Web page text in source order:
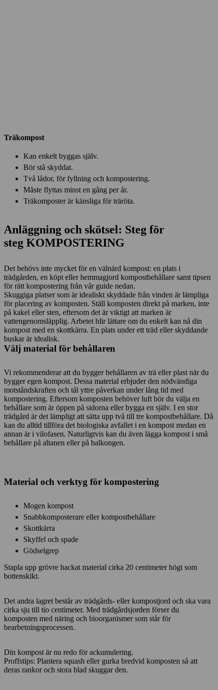
Träkompost
Kan enkelt byggas själv.
Bör stå skyddat.
Två lådor, för fyllning och kompostering.
Måste flyttas minst en gång per år.
Träkomposter är känsliga för träröta.
Anläggning och skötsel: Steg för
steg KOMPOSTERING
Det behövs inte mycket för en välnärd kompost: en plats i
trädgården, en köpt eller hemmagjord kompostbehållare samt tipsen
för rätt kompostering från vår guide nedan.
Skuggiga platser som är idealiskt skyddade från vinden är lämpliga
för placering av komposten. Ställ komposten direkt på marken, inte
på kakel eller sten, eftersom det är viktigt att marken är
vattengenomsläpplig. Arbetet blir lättare om du enkelt kan nå din
kompost med en skottkärra. En plats under ett träd eller skyddande
buskar är idealisk.
Välj material för behållaren
Vi rekommenderar att du bygger behållaren av trä eller plast när du
bygger egen kompost. Dessa material erbjuder den nödvändiga
motståndskraften och tål yttre påverkan under lång tid med
kompostering. Eftersom komposten behöver luft bör du välja en
behållare som är öppen på sidorna eller bygga en själv. I en stor
trädgård är det lämpligt att sätta upp två till tre kompostbehållare. Då
kan du alltid tillföra det biologiska avfallet i en kompost medan en
annan är i vilofasen. Naturligtvis kan du även lägga kompost i små
behållare på altanen eller på balkongen.
Material och verktyg för kompostering
Mogen kompost
Snabbkomposterare eller kompostbehållare
Skottkärra
Skyffel och spade
Gödselgrep
Stapla upp grövre hackat material cirka 20 centimeter högt som
bottenskikt.
Det andra lagret består av trädgårds- eller kompostjord och ska vara
cirka sju till tio centimeter. Med trädgårdsjorden förser du
komposten med näring och bioorganismer som står för
bearbetningsprocessen.
Din kompost är nu redo för ackumulering.
Proffstips: Plantera squash eller gurka bredvid komposten så att
deras rankor och stora blad skuggar den.